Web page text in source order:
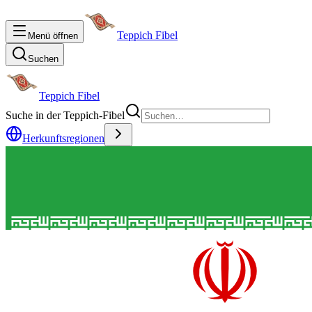
Menü öffnen Teppich Fibel
Suchen
Teppich Fibel
Suche in der Teppich-Fibel
Herkunftsregionen